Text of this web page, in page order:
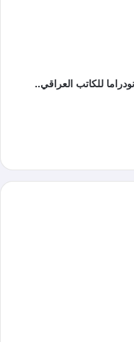
للكاتب العراقي..